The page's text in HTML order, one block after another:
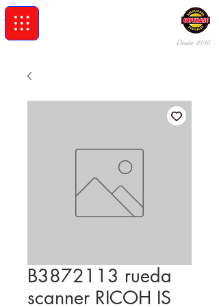
Desde 1996
B3872113 rueda
scanner RICOH IS